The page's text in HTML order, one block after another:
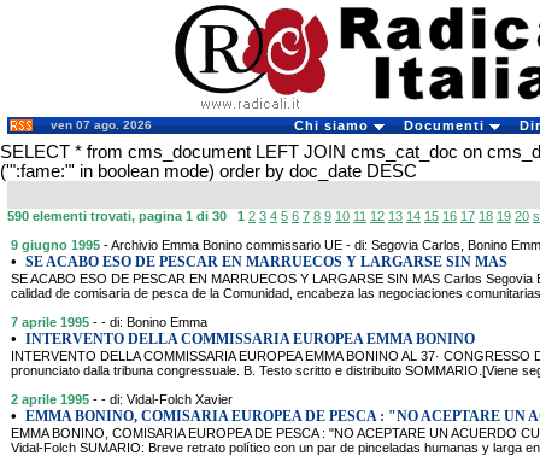
ven 07 ago. 2026 Chi siamo Documenti
SELECT * from cms_document LEFT JOIN cms_cat_doc on
('":fame:"' in boolean mode) order by doc_date DESC
590 elementi trovati, pagina 1 di 30 1 2 3 4 5 6 7 8 9 10 11 12 13 14 15 16 17 18 19 20
9 giugno 1995 - Archivio Emma Bonino commissario UE - di: Segovia Carlos, Bonino
• SE ACABO ESO DE PESCAR EN MARRUECOS Y LARGARSE SIN MAS
SE ACABO ESO DE PESCAR EN MARRUECOS Y LARGARSE SIN MAS Carlos
calidad de comisaria de pesca de la Comunidad, encabeza las negociaciones
7 aprile 1995 - - di: Bonino Emma
• INTERVENTO DELLA COMMISSARIA EUROPEA EMMA BONINO
INTERVENTO DELLA COMMISSARIA EUROPEA EMMA BONINO AL 37· CONGRESSO
pronunciato dalla tribuna congressuale. B. Testo scritto e distribuito SOMMARIO.[Viene
2 aprile 1995 - - di: Vidal-Folch Xavier
• EMMA BONINO, COMISARIA EUROPEA DE PESCA : "NO ACEPTARE UN
EMMA BONINO, COMISARIA EUROPEA DE PESCA : "NO ACEPTARE UN ACUERDO
Vidal-Folch SUMARIO: Breve retrato político con un par de pinceladas humanas y larga